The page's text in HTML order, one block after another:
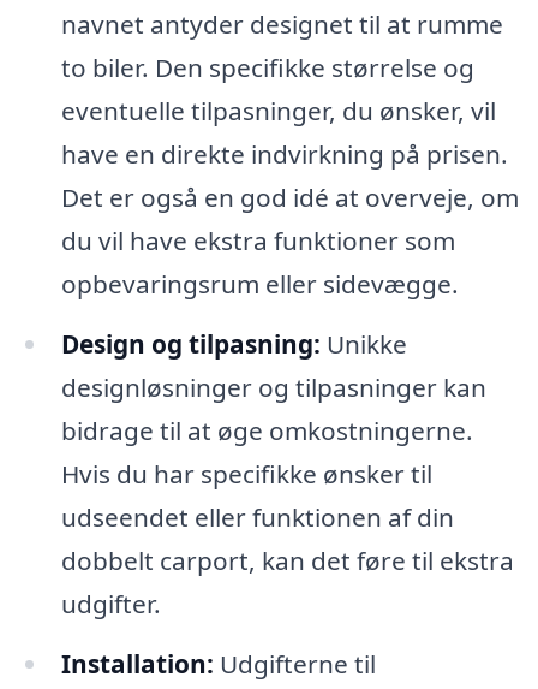
navnet antyder designet til at rumme
to biler. Den specifikke størrelse og
eventuelle tilpasninger, du ønsker, vil
have en direkte indvirkning på prisen.
Det er også en god idé at overveje, om
du vil have ekstra funktioner som
opbevaringsrum eller sidevægge.
Design og tilpasning: Unikke
designløsninger og tilpasninger kan
bidrage til at øge omkostningerne.
Hvis du har specifikke ønsker til
udseendet eller funktionen af din
dobbelt carport, kan det føre til ekstra
udgifter.
Installation: Udgifterne til